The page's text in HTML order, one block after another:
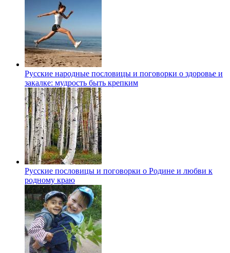
Русские народные пословицы и поговорки о здоровье и
закалке: мудрость быть крепким
Русские пословицы и поговорки о Родине и любви к
родному краю